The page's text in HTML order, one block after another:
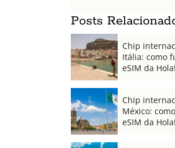
Posts
Chip
Itália: como
eSIM da
Chip
México:
eSIM da